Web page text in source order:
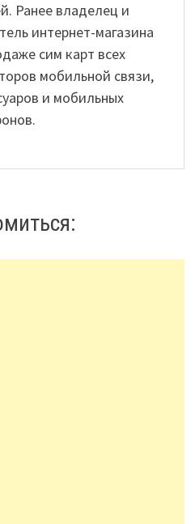
Ранее владелец и
интернет-магазина
сим карт всех
мобильной связи,
и мобильных